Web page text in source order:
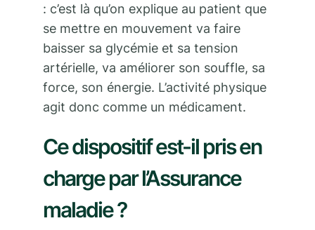
: c’est là qu’on explique au patient que
se mettre en mouvement va faire
baisser sa glycémie et sa tension
artérielle, va améliorer son souffle, sa
force, son énergie. L’activité physique
agit donc comme un médicament.
Ce dispositif est-il pris en
charge par l’Assurance
maladie ?